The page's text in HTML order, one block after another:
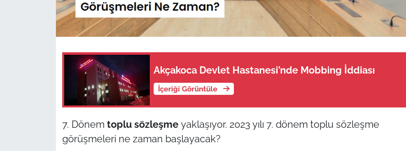
Akçakoca Devlet Hastanesi’nde Mobbing İddiası
İçeriği Görüntüle
7. Dönem toplu sözleşmeyaklaşıyor. 2023 yılı 7. dönem toplu sözleşme
görüşmeleri ne zaman başlayacak?